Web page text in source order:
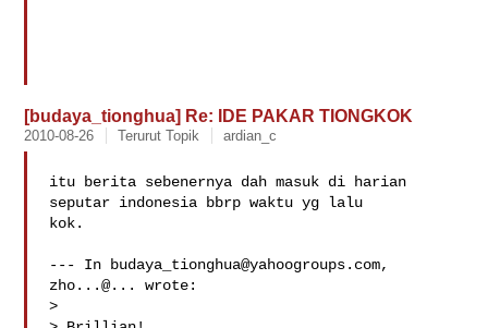
[budaya_tionghua] Re: IDE PAKAR TIONGKOK
2010-08-26 Terurut Topik ardian_c
itu berita sebenernya dah masuk di harian
seputar indonesia bbrp waktu yg lalu
kok.
--- In budaya_tionghua@yahoogroups.com,
zho...@... wrote:
>